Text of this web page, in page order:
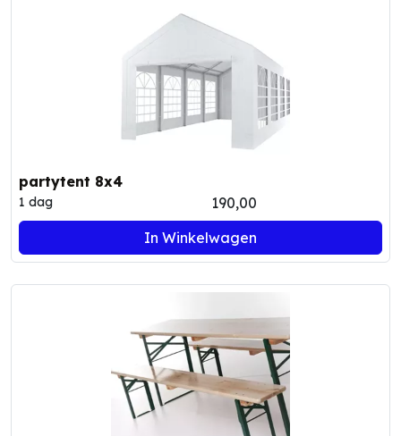
partytent 8x4
1 dag
190,00
In Winkelwagen